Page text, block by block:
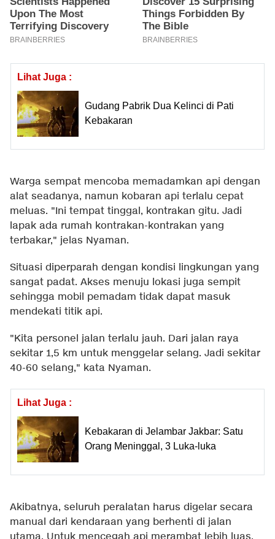
Lihat Juga :
Gudang Pabrik Dua Kelinci di Pati
Kebakaran
Warga sempat mencoba memadamkan api dengan
alat seadanya, namun kobaran api terlalu cepat
meluas. "Ini tempat tinggal, kontrakan gitu. Jadi
lapak ada rumah kontrakan-kontrakan yang
terbakar," jelas Nyaman.
Situasi diperparah dengan kondisi lingkungan yang
sangat padat. Akses menuju lokasi juga sempit
sehingga mobil pemadam tidak dapat masuk
mendekati titik api.
"Kita personel jalan terlalu jauh. Dari jalan raya
sekitar 1,5 km untuk menggelar selang. Jadi sekitar
40-60 selang," kata Nyaman.
Lihat Juga :
Kebakaran di Jelambar Jakbar: Satu
Orang Meninggal, 3 Luka-luka
Akibatnya, seluruh peralatan harus digelar secara
manual dari kendaraan yang berhenti di jalan